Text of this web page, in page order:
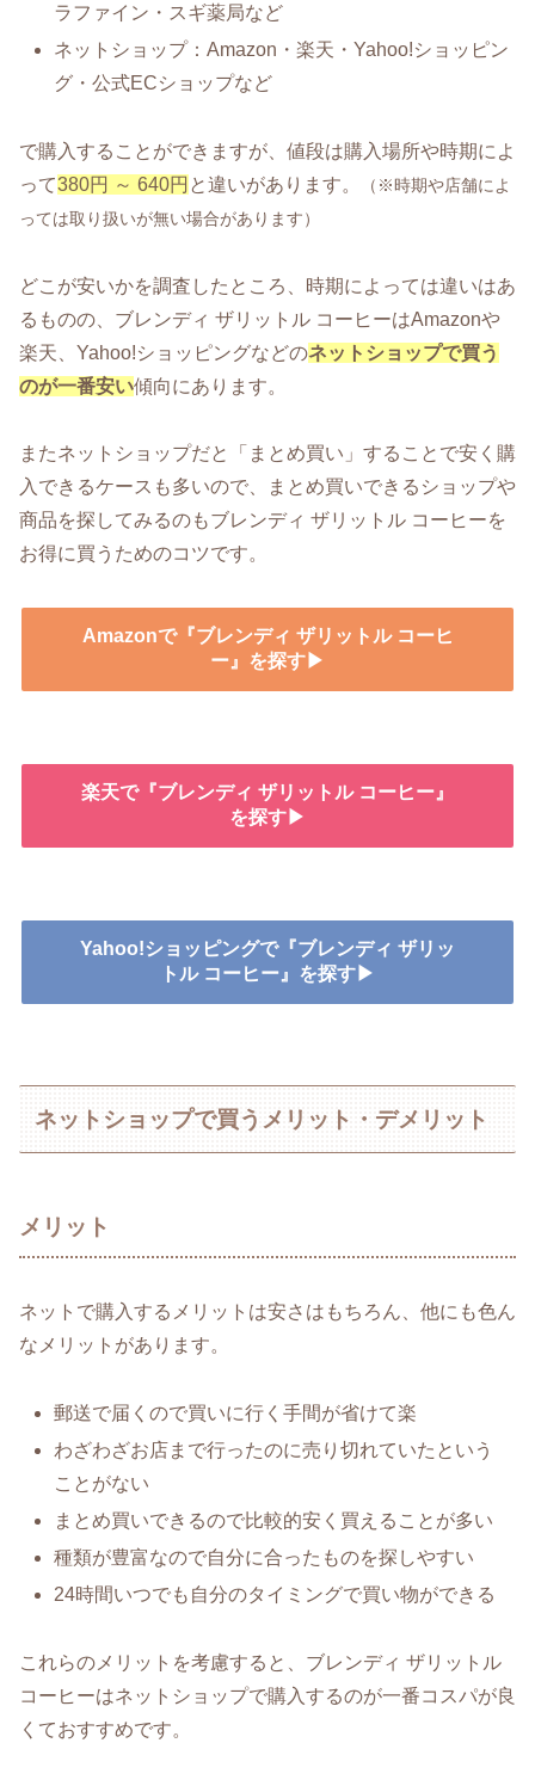
ラファイン・スギ薬局など
ネットショップ：Amazon・楽天・Yahoo!ショッピン
グ・公式ECショップなど
で購入することができますが、値段は購入場所や時期によ
って380円 ～ 640円 と違いがあります。
（※時期や店舗によ
っては取り扱いが無い場合があります）
どこが安いかを調査したところ、時期によっては違いはあ
るものの、ブレンディ ザリットル コーヒーはAmazonや
楽天、Yahoo!ショッピングなどのネットショップで買う
のが一番安い傾向にあります。
またネットショップだと「まとめ買い」することで安く購
入できるケースも多いので、まとめ買いできるショップや
商品を探してみるのもブレンディ ザリットル コーヒーを
お得に買うためのコツです。
Amazonで『ブレンディ ザリットル コーヒ
ー』を探す▶
楽天で『ブレンディ ザリットル コーヒー』
を探す▶
Yahoo!ショッピングで『ブレンディ ザリッ
トル コーヒー』を探す▶
ネットショップで買うメリット・デメリット
メリット
ネットで購入するメリットは安さはもちろん、他にも色ん
なメリットがあります。
郵送で届くので買いに行く手間が省けて楽
わざわざお店まで行ったのに売り切れていたという
ことがない
まとめ買いできるので比較的安く買えることが多い
種類が豊富なので自分に合ったものを探しやすい
24時間いつでも自分のタイミングで買い物ができる
これらのメリットを考慮すると、ブレンディ ザリットル
コーヒーはネットショップで購入するのが一番コスパが良
くておすすめです。